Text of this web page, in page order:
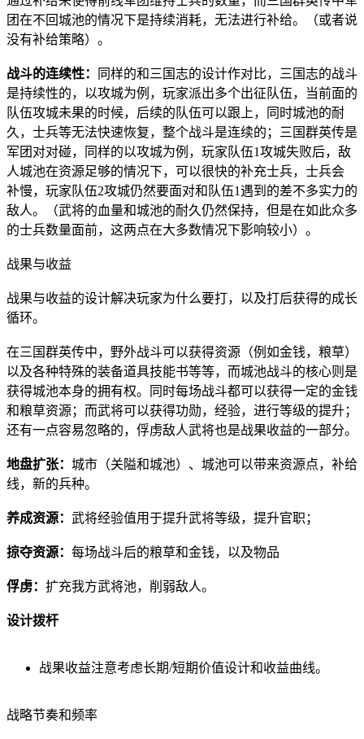
团在不回城池的情况下是持续消耗，无法进行补给。（或者说
没有补给策略）。
战斗的连续性：
同样的和三国志的设计作对比，三国志的战斗
是持续性的，以攻城为例，玩家派出多个出征队伍，当前面的
队伍攻城未果的时候，后续的队伍可以跟上，同时城池的耐
久，士兵等无法快速恢复，整个战斗是连续的；三国群英传是
军团对对碰，同样的以攻城为例，玩家队伍1攻城失败后，敌
人城池在资源足够的情况下，可以很快的补充士兵，士兵会
补慢，玩家队伍2攻城仍然要面对和队伍1遇到的差不多实力的
敌人。（武将的血量和城池的耐久仍然保持，但是在如此众多
的士兵数量面前，这两点在大多数情况下影响较小）。
战果与收益
战果与收益的设计解决玩家为什么要打，以及打后获得的成长
循环。
在三国群英传中，野外战斗可以获得资源（例如金钱，粮草）
以及各种特殊的装备道具技能书等等，而城池战斗的核心则是
获得城池本身的拥有权。同时每场战斗都可以获得一定的金钱
和粮草资源；而武将可以获得功勋，经验，进行等级的提升；
还有一点容易忽略的，俘虏敌人武将也是战果收益的一部分。
地盘扩张： 城市（关隘和城池）、城池可以带来资源点，补给
线，新的兵种。
养成资源： 武将经验值用于提升武将等级，提升官职；
掠夺资源： 每场战斗后的粮草和金钱，以及物品
俘虏： 扩充我方武将池，削弱敌人。
设计拨杆
战果收益注意考虑长期/短期价值设计和收益曲线。
战略节奏和频率